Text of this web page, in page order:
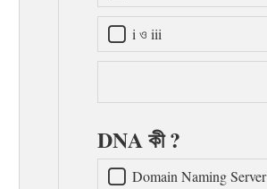
i ও iii
DNA কী ?
Domain Naming Server